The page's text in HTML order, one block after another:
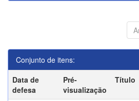
Conjunto de itens:
Data de
defesa
Pré-
visualização
Título